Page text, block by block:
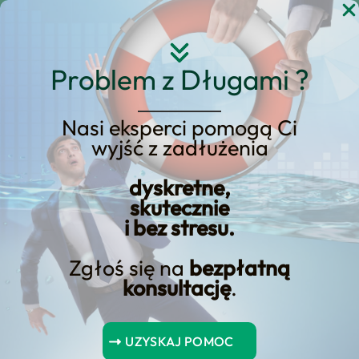
Problem z Długami ?
Nasi eksperci pomogą Ci
wyjść z zadłużenia
dyskretne,
skutecznie
i bez stresu.
Zgłoś się na bezpłatną
konsultację.
UZYSKAJ POMOC
Przejdź
Strona główna
Blog Kredyt123.pl
finanse przedsiębiorstw
Zawieszenie działalności
gospodarczej. Jak zawiesić
działalność gospodarczą?
Kontynuując działalność gospodarczą wymaga
staranności i strategii – dowiedz się, jak zawiesić